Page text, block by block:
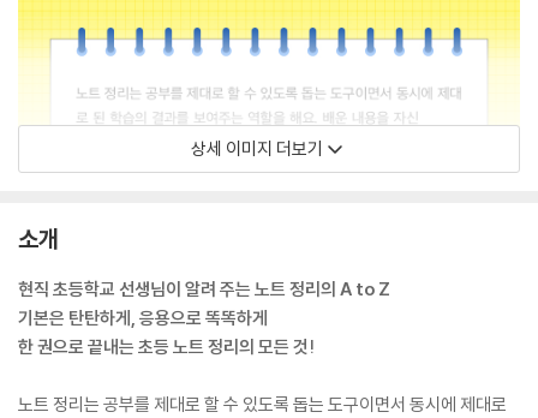
상세 이미지 더보기
소개
현직 초등학교 선생님이 알려 주는 노트 정리의 A to Z
기본은 탄탄하게, 응용으로 똑똑하게
한 권으로 끝내는 초등 노트 정리의 모든 것!
노트 정리는 공부를 제대로 할 수 있도록 돕는 도구이면서 동시에 제대로